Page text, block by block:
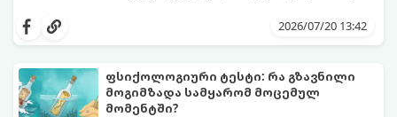
პიროვნების ფარულ მხარეებზე,2026/07/20 13:42
ფსიქოლოგიური ტესტი: რა გზავნილი
მოგიმზადა სამყარომ მოცემულ
მომენტში?